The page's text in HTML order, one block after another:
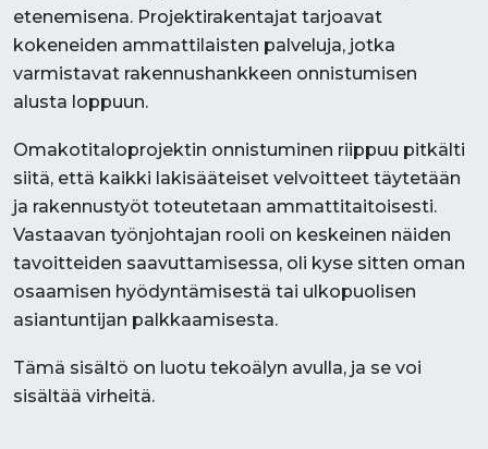
etenemisena. Projektirakentajat tarjoavat
kokeneiden ammattilaisten palveluja, jotka
varmistavat rakennushankkeen onnistumisen
alusta loppuun.
Omakotitaloprojektin onnistuminen riippuu pitkälti
siitä, että kaikki lakisääteiset velvoitteet täytetään
ja rakennustyöt toteutetaan ammattitaitoisesti.
Vastaavan työnjohtajan rooli on keskeinen näiden
tavoitteiden saavuttamisessa, oli kyse sitten oman
osaamisen hyödyntämisestä tai ulkopuolisen
asiantuntijan palkkaamisesta.
Tämä sisältö on luotu tekoälyn avulla, ja se voi
sisältää virheitä.